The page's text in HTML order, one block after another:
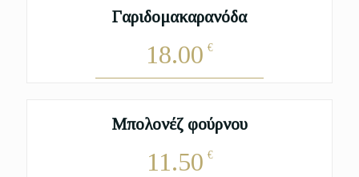
Γαριδομακαρανόδα
18.00 €
Μπολονέζ φούρνου
11.50 €